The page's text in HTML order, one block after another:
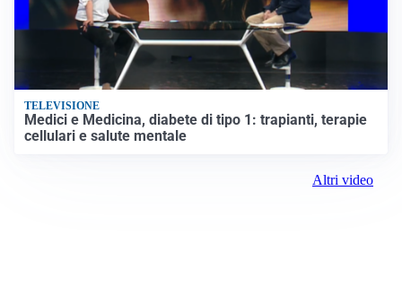
TELEVISIONE
Medici e Medicina, diabete di tipo 1: trapianti, terapie
cellulari e salute mentale
Altri video